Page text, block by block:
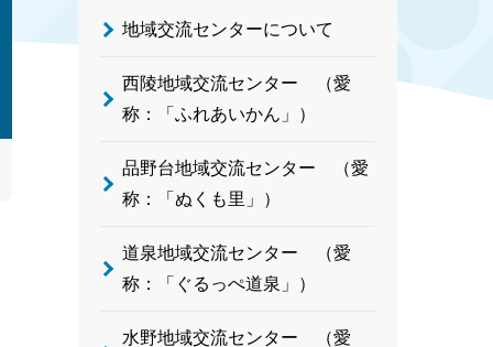
地域交流センターについて
西陵地域交流センター （愛
称：「ふれあいかん」）
品野台地域交流センター （愛
称：「ぬくも里」）
道泉地域交流センター （愛
称：「ぐるっぺ道泉」）
水野地域交流センター （愛